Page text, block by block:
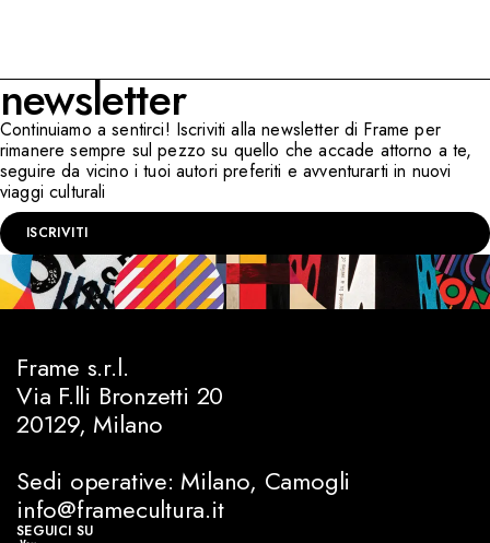
newsletter
Continuiamo a sentirci! Iscriviti alla newsletter di Frame per
rimanere sempre sul pezzo su quello che accade attorno a te,
seguire da vicino i tuoi autori preferiti e avventurarti in nuovi
viaggi culturali
ISCRIVITI
Frame s.r.l.
Via F.lli Bronzetti 20
20129, Milano
Sedi operative: Milano, Camogli
info@framecultura.it
SEGUICI SU